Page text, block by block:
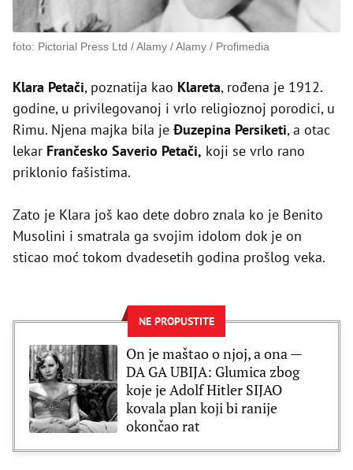
foto: Pictorial Press Ltd / Alamy / Alamy / Profimedia
Klara Petači, poznatija kao Klareta, rođena je 1912.
godine, u privilegovanoj i vrlo religioznoj porodici, u
Rimu. Njena majka bila jeĐuzepina Persiketi, a otac
lekar Frančesko Saverio Petači, koji se vrlo rano
priklonio fašistima.
Zato je Klara još kao dete dobro znala ko je Benito
Musolini i smatrala ga svojim idolom dok je on
sticao moć tokom dvadesetih godina prošlog veka.
NE PROPUSTITE
On je maštao o njoj, a ona —
DA GA UBIJA: Glumica zbog
koje je Adolf Hitler SIJAO
kovala plan koji bi ranije
okončao rat